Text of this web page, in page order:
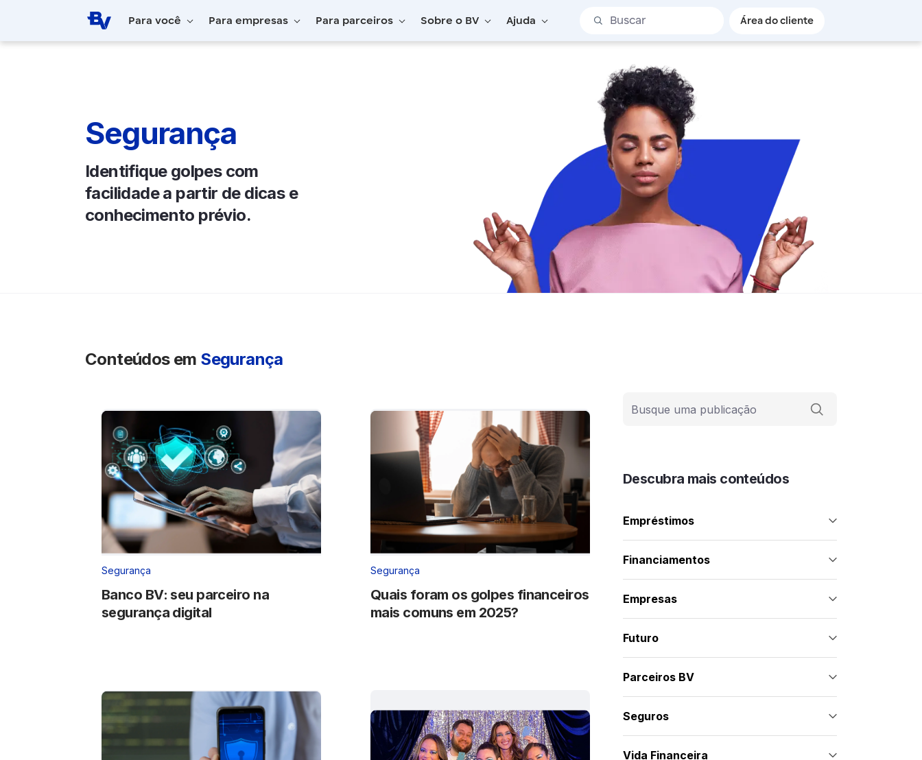
Pular para o Conteúdo principal
Para você Para empresas Para parceiros Sobre o BV Ajuda
Barra de busca
Área do cliente
Segurança
Identifique golpes com
facilidade a partir de dicas e
conhecimento prévio.
Conteúdos em Segurança
Segurança
​​​Banco BV: seu parceiro na ​​​​​​
segurança digital​​
Segurança
Quais foram os golpes financeiros
mais comuns em 2025?
Descubra mais conteúdos
Empréstimos
Financiamentos
Empresas
Futuro
Parceiros BV
Seguros
Vida Financeira